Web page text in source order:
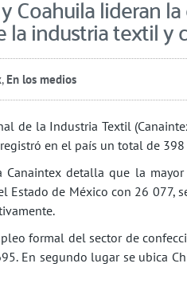
Coahuila lideran
la industria textil y
, En los medios
de la Industria Textil
en el país un total de
Canaintex detalla que la
Estado de México con 26 077,
formal del sector de
En segundo lugar se ubica